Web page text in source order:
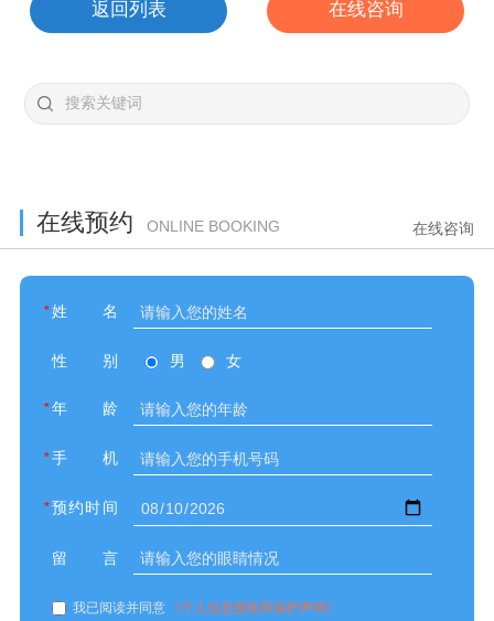
返回列表 在线咨询
在线预约 ONLINE BOOKING 在线咨询
* 姓名
性别 男 女
* 年龄
* 手机
* 预约时间
留言
我已阅读并同意 《个人信息授权和保护声明》